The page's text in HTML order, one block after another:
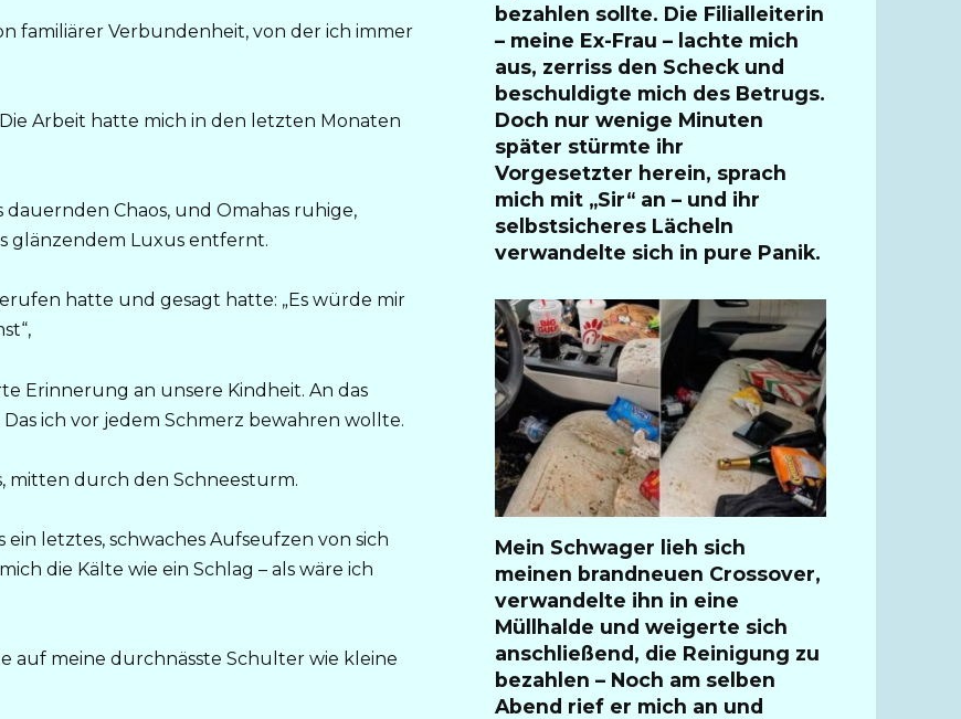
familiärer Verbundenheit, von der ich immer
Arbeit hatte mich in den letzten Monaten
Chaos, und Omahas ruhige,
glänzendem Luxus entfernt.
hatte und gesagt hatte: „Es würde mir
Erinnerung an unsere Kindheit. An das
ich vor jedem Schmerz bewahren wollte.
mitten durch den Schneesturm.
letztes, schwaches Aufseufzen von sich
die Kälte wie ein Schlag – als wäre ich
auf meine durchnässte Schulter wie kleine
bezahlen sollte. Die Filialleiterin
– meine Ex-Frau – lachte mich
aus, zerriss den Scheck und
beschuldigte mich des Betrugs.
Doch nur wenige Minuten
später stürmte ihr
Vorgesetzter herein, sprach
mich mit „Sir“ an – und ihr
selbstsicheres Lächeln
verwandelte sich in pure Panik.
Mein Schwager lieh sich
meinen brandneuen Crossover,
verwandelte ihn in eine
Müllhalde und weigerte sich
anschließend, die Reinigung zu
bezahlen – Noch am selben
Abend rief er mich an und